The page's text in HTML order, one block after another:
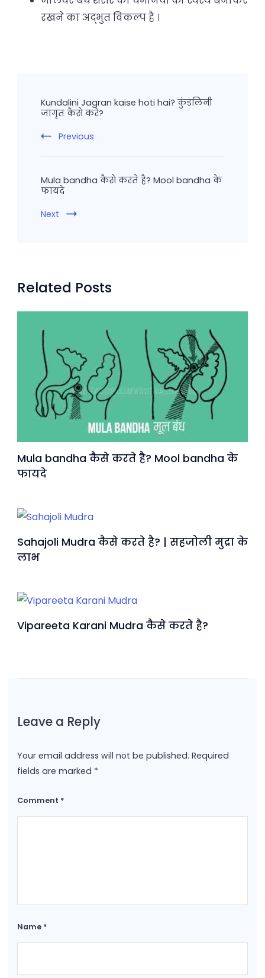
रखने का अद्भुत विकल्प है ।
Navigation
Kundalini Jagran kaise hoti hai? कुंडलिनी
जागृत कैसे करे?
Previous
Mula bandha कैसे करते है? Mool bandha के
फायदे
Next
Related Posts
Mula bandha कैसे करते है? Mool bandha के
फायदे
Sahajoli Mudra कैसे करते है? | सहजोली मुद्रा के
लाभ
Vipareeta Karani Mudra कैसे करते है?
Leave a Reply
Your email address will not be published. Required
fields are marked *
Comment *
Name *